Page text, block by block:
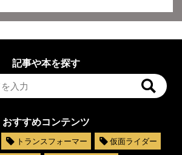
記事や本を探す
おすすめコンテンツ
トランスフォーマー
仮面ライダー